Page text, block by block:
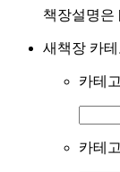
책장설명은
새책장 카테
카테
카테